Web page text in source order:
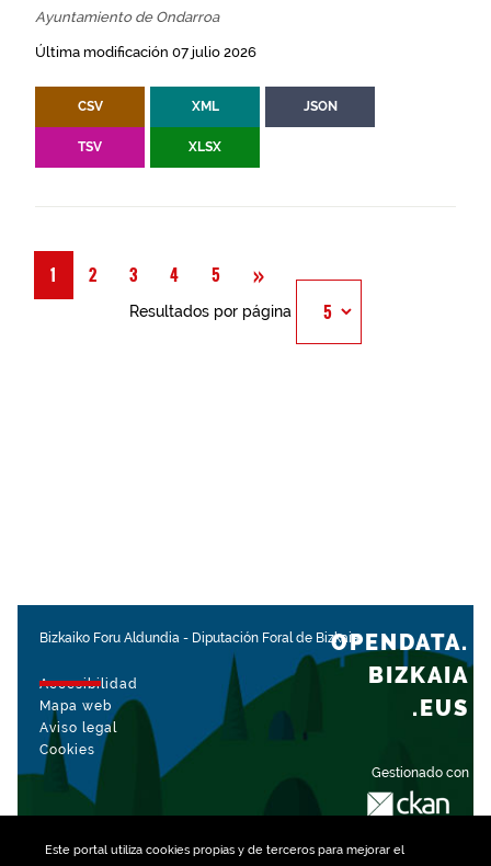
Este portal utiliza cookiespropias y de terceros para mejorar el
Ayuntamiento de Ondarroa
Última modificación 07 julio 2026
CSV XML JSON
TSV XLSX
1 2 3 4 5 » Siguiente
Resultados por página
Bizkaiko Foru Aldundia - Diputación Foral de Bizkaia
Accesibilidad
Mapa web
Aviso legal
Cookies
Gestionado con
OPENDATA.
BIZKAIA
.EUS